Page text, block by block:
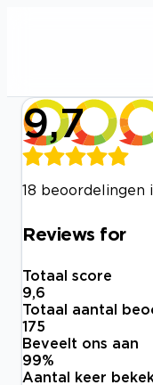
9,7
18 beoordelingen
Reviews for
Totaal score
9,6
Totaal aantal
175
Beveelt ons aan
99%
Aantal keer